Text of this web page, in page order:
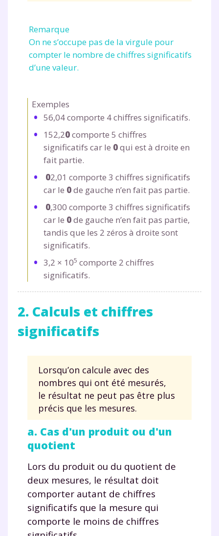
Remarque
On ne s’occupe pas de la virgule pour
compter le nombre de chiffres significatifs
d’une valeur.
Exemples
56,04 comporte 4 chiffres significatifs.
152,20comporte 5 chiffres
significatifs car le 0qui est à droite en
fait partie.
02,01 comporte 3 chiffres significatifs
car le 0de gauche n’en fait pas partie.
0,300 comporte 3 chiffres significatifs
car le 0de gauche n’en fait pas partie,
tandis que les 2 zéros à droite sont
significatifs.
3,2 × 105 comporte 2 chiffres
significatifs.
2. Calculs et chiffres
significatifs
Lorsqu’on calcule avec des
nombres qui ont été mesurés,
le résultat ne peut pas être plus
précis que les mesures.
a. Cas d'un produit ou d'un
quotient
Lors du produit ou du quotient de
deux mesures, le résultat doit
comporter autant de chiffres
significatifs que la mesure qui
comporte le moins de chiffres